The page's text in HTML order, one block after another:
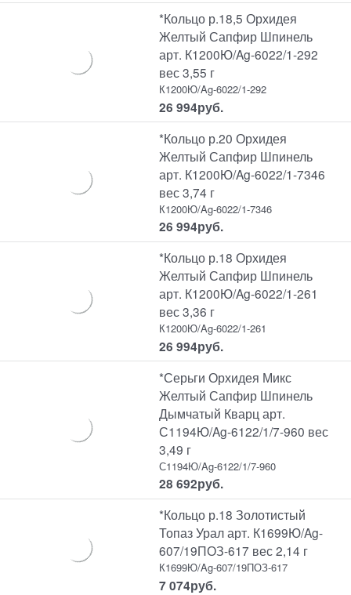
*Кольцо р.18,5 Орхидея
Желтый Сапфир Шпинель
арт. К1200Ю/Ag-6022/1-292
вес 3,55 г
К1200Ю/Ag-6022/1-292
26 994руб.
*Кольцо р.20 Орхидея
Желтый Сапфир Шпинель
арт. К1200Ю/Ag-6022/1-7346
вес 3,74 г
К1200Ю/Ag-6022/1-7346
26 994руб.
*Кольцо р.18 Орхидея
Желтый Сапфир Шпинель
арт. К1200Ю/Ag-6022/1-261
вес 3,36 г
К1200Ю/Ag-6022/1-261
26 994руб.
*Серьги Орхидея Микс
Желтый Сапфир Шпинель
Дымчатый Кварц арт.
С1194Ю/Ag-6122/1/7-960 вес
3,49 г
С1194Ю/Ag-6122/1/7-960
28 692руб.
*Кольцо р.18 Золотистый
Топаз Урал арт. К1699Ю/Ag-
607/19ПОЗ-617 вес 2,14 г
К1699Ю/Ag-607/19ПОЗ-617
7 074руб.